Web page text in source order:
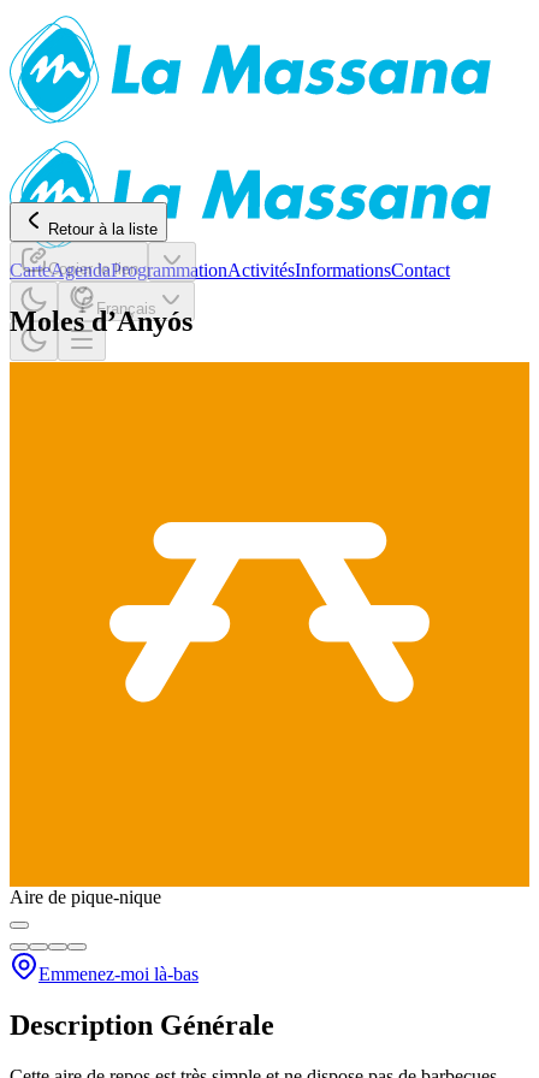
CarteAgendaProgrammationActivitésInformationsContact
Français
Retour à la liste
Copier le lien
Moles d’Anyós
Aire de pique-nique
Emmenez-moi là-bas
Description Générale